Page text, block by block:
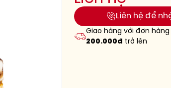
Liên hệ để
Giao hàng với đơn
200.000đ trở lên